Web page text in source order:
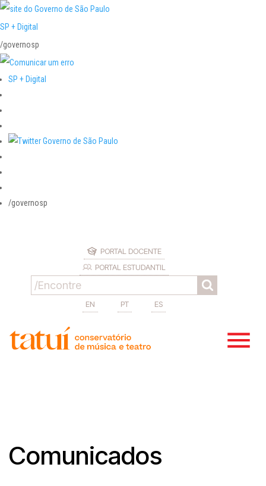
SP + Digital
/governosp
SP + Digital
/governosp
PORTAL DOCENTE
PORTAL ESTUDANTIL
EN PT ES
Comunicados